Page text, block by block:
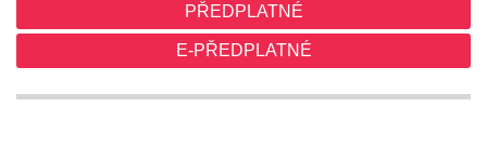
PŘEDPLATNÉ
E-PŘEDPLATNÉ